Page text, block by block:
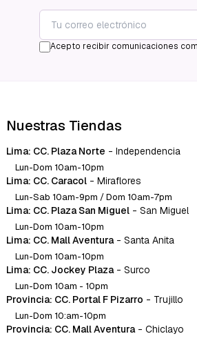
Acepto recibir comunicaciones
Nuestras Tiendas
Lima: CC. Plaza Norte - Independencia
Lun-Dom 10am-10pm
Lima: CC. Caracol - Miraflores
Lun-Sab 10am-9pm / Dom 10am-7pm
Lima: CC. Plaza San Miguel - San Miguel
Lun-Dom 10am-10pm
Lima: CC. Mall Aventura - Santa Anita
Lun-Dom 10am-10pm
Lima: CC. Jockey Plaza - Surco
Lun-Dom 10am - 10pm
Provincia: CC. Portal F Pizarro - Trujillo
Lun-Dom 10:am-10pm
Provincia: CC. Mall Aventura - Chiclayo